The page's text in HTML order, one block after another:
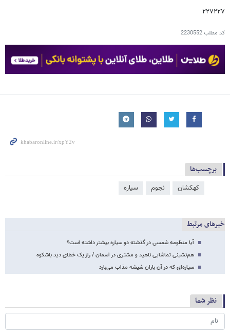
۲۲۷۲۲۷
کد مطلب2230552
برچسب‌ها
کهکشان نجوم سیاره
خبرهای مرتبط
آیا منظومه شمسی در گذشته دو سیاره بیشتر داشته است؟
هم‌نشینی تماشایی ناهید و مشتری در آسمان / راز یک خطای دید باشکوه
سیاره‌ای که در آن باران شیشه مذاب می‌بارد
نظر شما